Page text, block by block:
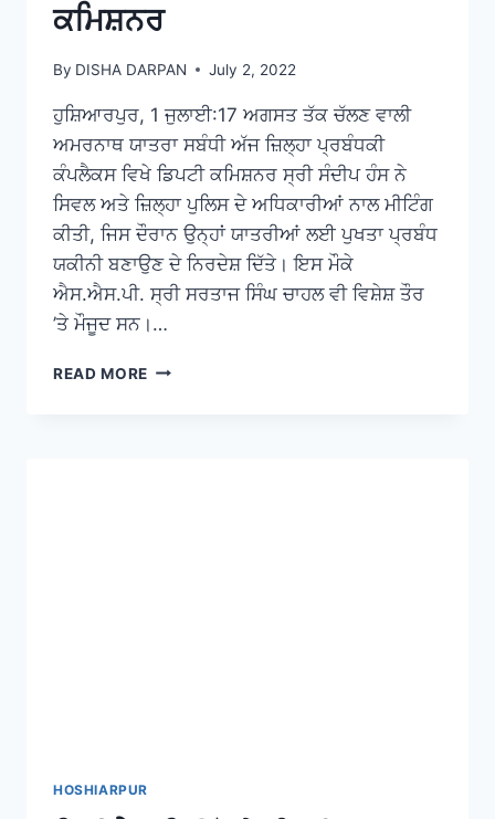
ਕਮਿਸ਼ਨਰ
By DISHA DARPAN July 2, 2022
ਹੁਸ਼ਿਆਰਪੁਰ, 1 ਜੁਲਾਈ:17 ਅਗਸਤ ਤੱਕ ਚੱਲਣ ਵਾਲੀ
ਅਮਰਨਾਥ ਯਾਤਰਾ ਸਬੰਧੀ ਅੱਜ ਜ਼ਿਲ੍ਹਾ ਪ੍ਰਬੰਧਕੀ
ਕੰਪਲੈਕਸ ਵਿਖੇ ਡਿਪਟੀ ਕਮਿਸ਼ਨਰ ਸ੍ਰੀ ਸੰਦੀਪ ਹੰਸ ਨੇ
ਸਿਵਲ ਅਤੇ ਜ਼ਿਲ੍ਹਾ ਪੁਲਿਸ ਦੇ ਅਧਿਕਾਰੀਆਂ ਨਾਲ ਮੀਟਿੰਗ
ਕੀਤੀ, ਜਿਸ ਦੌਰਾਨ ਉਨ੍ਹਾਂ ਯਾਤਰੀਆਂ ਲਈ ਪੁਖਤਾ ਪ੍ਰਬੰਧ
ਯਕੀਨੀ ਬਣਾਉਣ ਦੇ ਨਿਰਦੇਸ਼ ਦਿੱਤੇ। ਇਸ ਮੌਕੇ
ਐਸ.ਐਸ.ਪੀ. ਸ੍ਰੀ ਸਰਤਾਜ ਸਿੰਘ ਚਾਹਲ ਵੀ ਵਿਸ਼ੇਸ਼ ਤੌਰ
’ਤੇ ਮੌਜੂਦ ਸਨ।…
READ MORE
HOSHIARPUR